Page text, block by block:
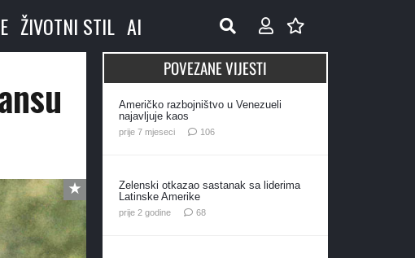
ŽIVOTNI STIL AI
POVEZANE VIJESTI
Američko razbojništvo u Venezueli
najavljuje kaos
prije 7 mjeseci 106komentara
Zelenski otkazao sastanak sa liderima
Latinske Amerike
prije 2 godine 68komentara